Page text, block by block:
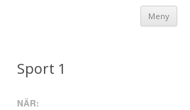
Meny
Sport 1
NÄR: